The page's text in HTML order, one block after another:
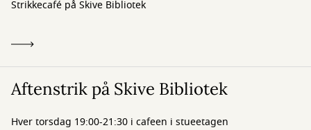
Strikkecafé på Skive Bibliotek
Aftenstrik på Skive Bibliotek
Hver torsdag 19:00-21:30 i cafeen i stueetagen